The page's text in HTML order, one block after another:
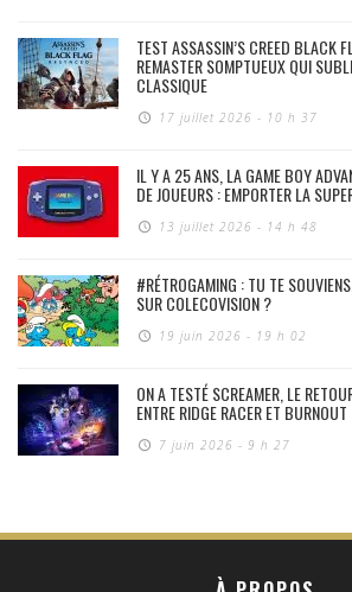
TEST ASSASSIN’S CREED BLACK
REMASTER SOMPTUEUX QUI
CLASSIQUE
17 juillet 2026 - 10 h 37
IL Y A 25 ANS, LA GAME BOY
DE JOUEURS : EMPORTER LA
13 juillet 2026 - 14 h 48
#RÉTROGAMING : TU TE
SUR COLECOVISION ?
19 juin 2026 - 19 h 02
ON A TESTÉ SCREAMER, LE
ENTRE RIDGE RACER ET BURNOUT
7 juin 2026 - 9 h 27